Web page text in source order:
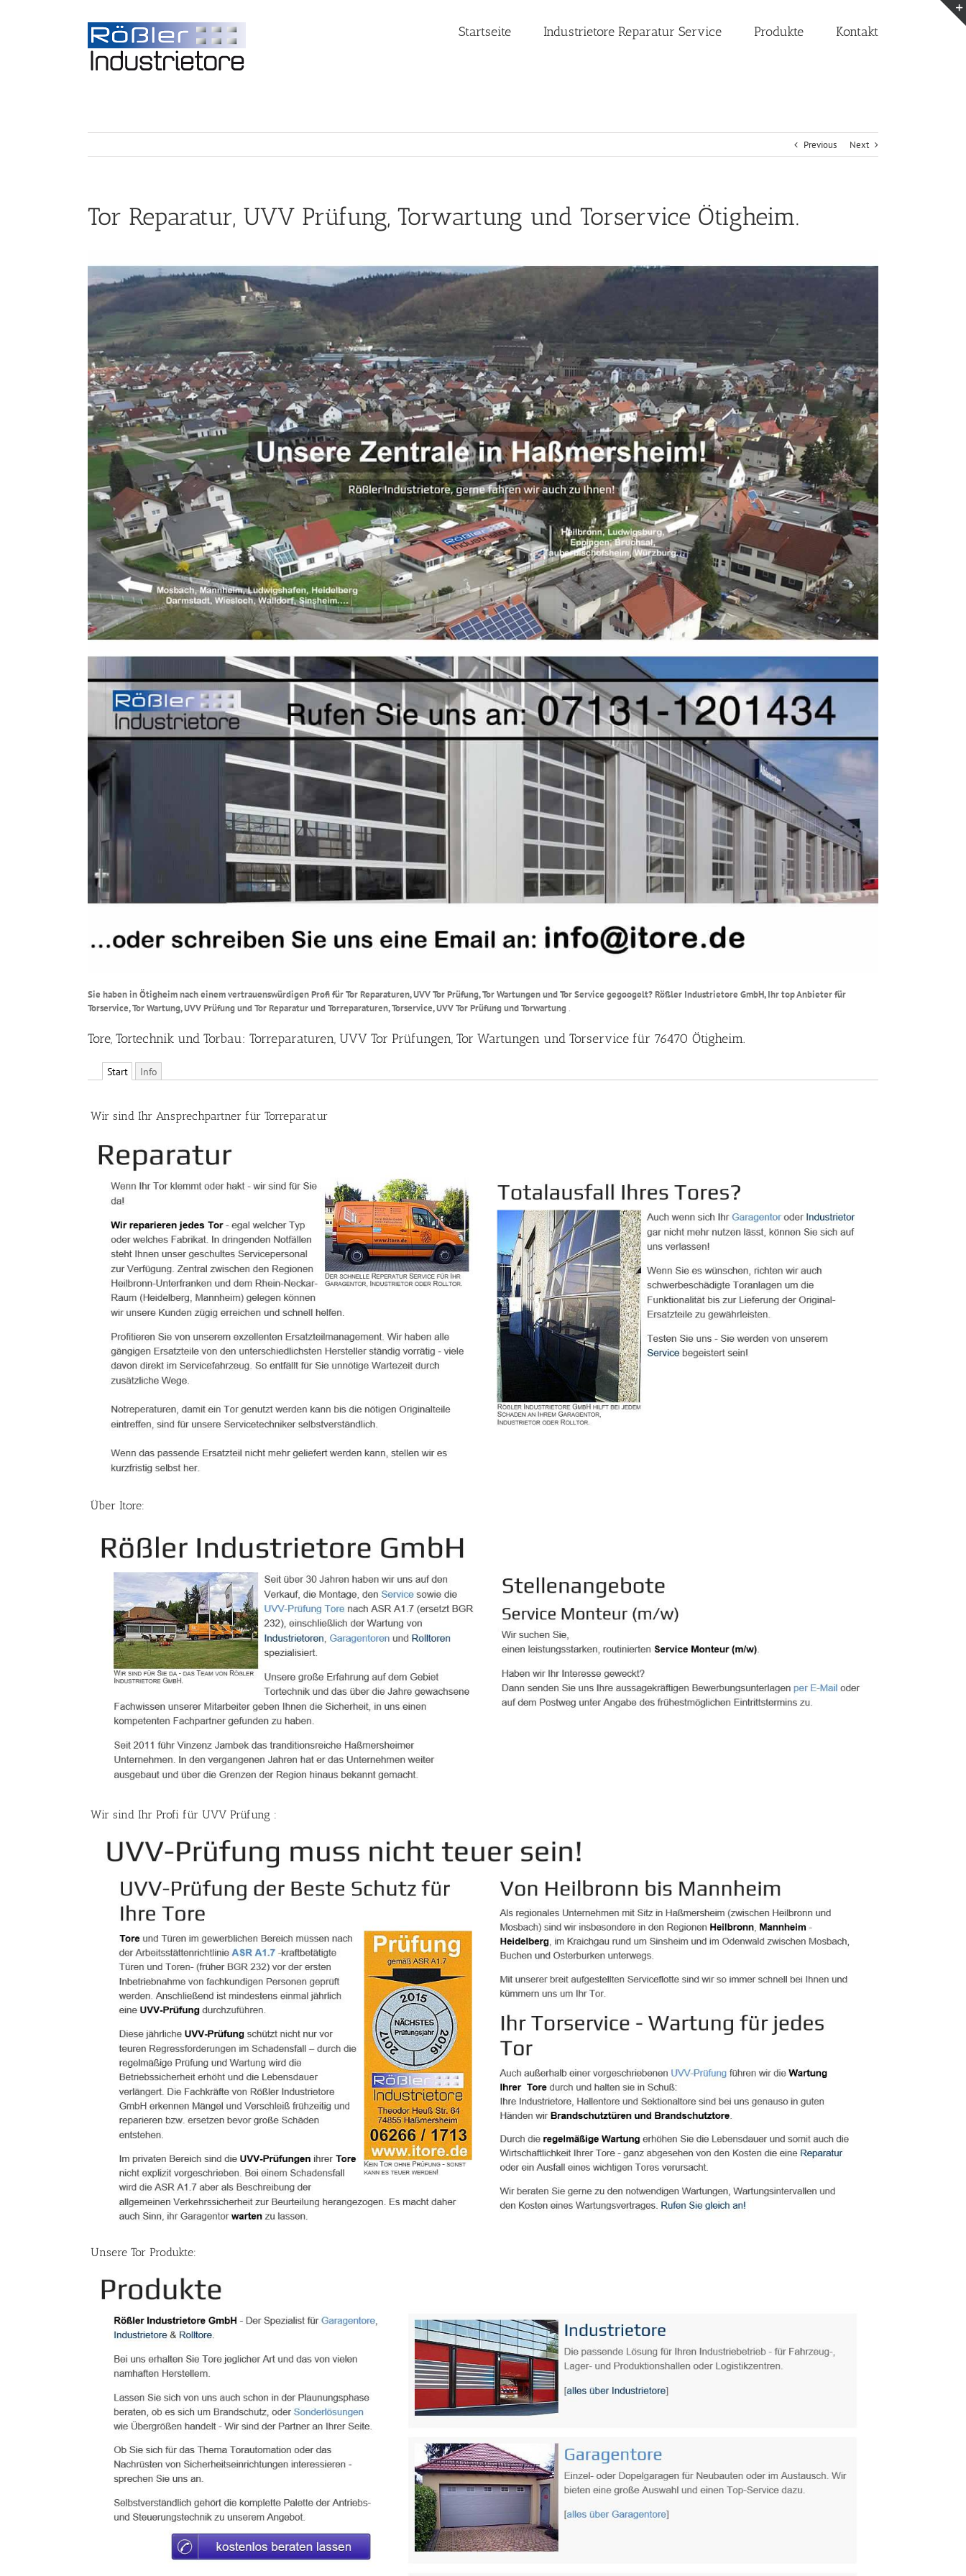
Startseite Industrietore Reparatur Service Produkte Kontakt
Previous Next
Tor Reparatur, UVV Prüfung, Torwartung und Torservice Ötigheim.
Sie haben in Ötigheim nach einem vertrauenswürdigen Profi für Tor Reparaturen, UVV Tor Prüfung, Tor Wartungen und Tor Service gegoogelt? Rößler Industrietore GmbH, Ihr top Anbieter für
Torservice, Tor Wartung, UVV Prüfung und Tor Reparatur und Torreparaturen, Torservice, UVV Tor Prüfung und Torwartung.
Tore, Tortechnik und Torbau: Torreparaturen, UVV Tor Prüfungen, Tor Wartungen und Torservice für 76470 Ötigheim.
Start Info
Wir sind Ihr Ansprechpartner für Torreparatur
Über Itore:
Wir sind Ihr Profi für UVV Prüfung :
Unsere Tor Produkte: